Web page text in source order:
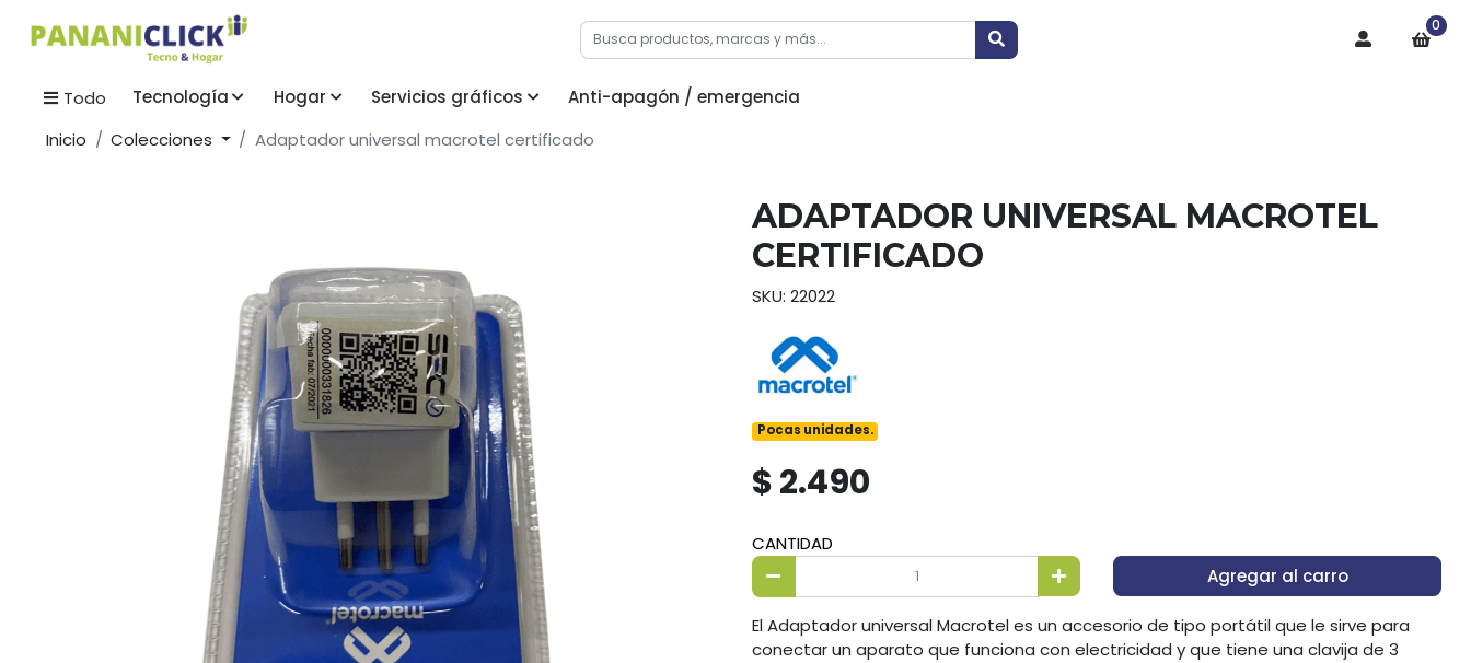
0
Todo Tecnología Hogar Servicios gráficos
Anti-apagón / emergencia
Inicio
Colecciones Adaptador universal macrotel certificado
ADAPTADOR UNIVERSAL MACROTEL
CERTIFICADO
SKU: 22022
Pocas unidades.
$ 2.490
CANTIDAD
Agregar al carro
El Adaptador universal Macrotel es un accesorio de tipo portátil que le sirve para
conectar un aparato que funciona con electricidad y que tiene una clavija de 3